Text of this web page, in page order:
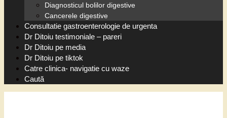
Diagnosticul bolilor digestive
Cancerele digestive
Consultatie gastroenterologie de urgenta
Dr Ditoiu testimoniale – pareri
Dr Ditoiu pe media
Dr Ditoiu pe tiktok
Catre clinica- navigatie cu waze
Caută